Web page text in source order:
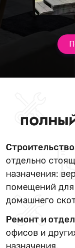
отдельно
назначения:
помещений
домашнего
Ремонт и
офисов и